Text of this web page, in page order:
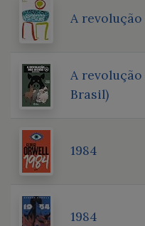
A
A
Brasil)
1984
1984